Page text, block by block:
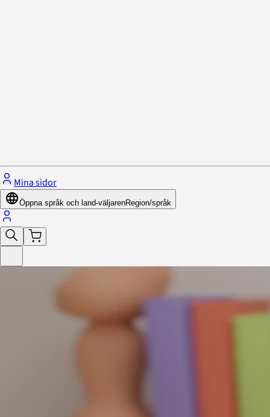
Mina sidor
Öppna språk och land-väljarenRegion/språk